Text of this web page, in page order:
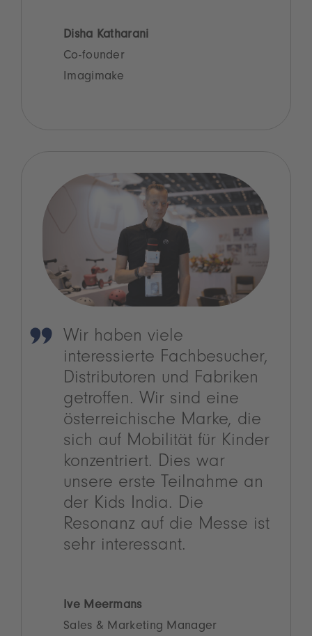
Disha Katharani
Co-founder
Imagimake
Wir haben viele
interessierte Fachbesucher,
Distributoren und Fabriken
getroffen. Wir sind eine
österreichische Marke, die
sich auf Mobilität für Kinder
konzentriert. Dies war
unsere erste Teilnahme an
der Kids India. Die
Resonanz auf die Messe ist
sehr interessant.
Ive Meermans
Sales & Marketing Manager